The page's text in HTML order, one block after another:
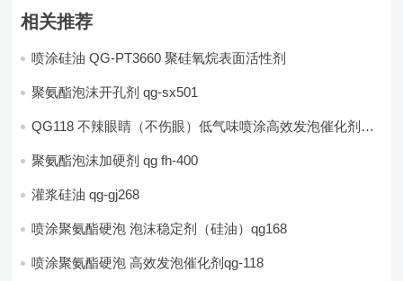
相关推荐
喷涂硅油 QG-PT3660 聚硅氧烷表面活性剂
聚氨酯泡沫开孔剂 qg-sx501
QG118 不辣眼睛（不伤眼）低气味喷涂高效发泡催化剂
聚氨酯泡沫加硬剂 qg fh-400
灌浆硅油 qg-gj268
喷涂聚氨酯硬泡 泡沫稳定剂（硅油）qg168
喷涂聚氨酯硬泡 高效发泡催化剂qg-118